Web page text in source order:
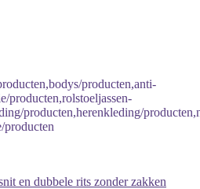
producten,anti-
producten,rolstoeljassen-
producten,herenkleding/
producten
en dubbele rits zonder zakken